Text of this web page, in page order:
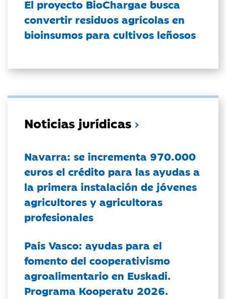
El proyecto BioChargae busca
convertir residuos agrícolas en
bioinsumos para cultivos leñosos
Noticias jurídicas
Navarra: se incrementa 970.000
euros el crédito para las ayudas a
la primera instalación de jóvenes
agricultores y agricultoras
profesionales
País Vasco: ayudas para el
fomento del cooperativismo
agroalimentario en Euskadi.
Programa Kooperatu 2026.